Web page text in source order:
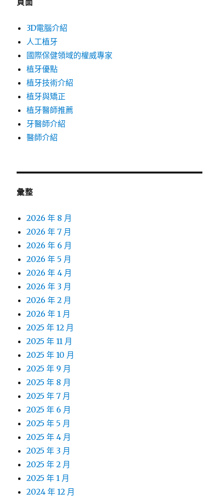
頁面
3D電腦介紹
人工植牙
國際保健領域的權威專家
植牙優點
植牙技術介紹
植牙與矯正
植牙醫師推薦
牙醫師介紹
醫師介紹
彙整
2026 年 8 月
2026 年 7 月
2026 年 6 月
2026 年 5 月
2026 年 4 月
2026 年 3 月
2026 年 2 月
2026 年 1 月
2025 年 12 月
2025 年 11 月
2025 年 10 月
2025 年 9 月
2025 年 8 月
2025 年 7 月
2025 年 6 月
2025 年 5 月
2025 年 4 月
2025 年 3 月
2025 年 2 月
2025 年 1 月
2024 年 12 月